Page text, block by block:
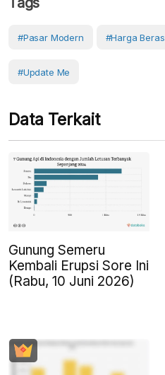
#Pasar Modern #Harga Beras
#Update Me
Data Terkait
Gunung Semeru
Kembali Erupsi Sore Ini
(Rabu, 10 Juni 2026)